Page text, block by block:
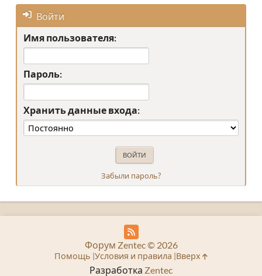
Войти
Имя пользователя:
Пароль:
Хранить данные входа:
Забыли пароль?
Разработка Zentec
Форум Zentec © 2026
Помощь Условия и правила Вверх